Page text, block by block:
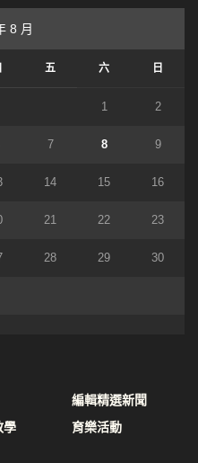
8 月
五 六 日
1 2
7 8 9
14 15 16
21 22 23
28 29 30
學
編輯精選新聞
育樂活動